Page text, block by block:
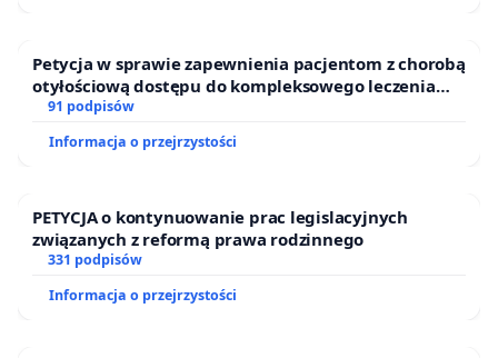
Petycja w sprawie zapewnienia pacjentom z chorobą
otyłościową dostępu do kompleksowego leczenia
oraz programów profilaktycznych.
91 podpisów
Informacja o przejrzystości
PETYCJA o kontynuowanie prac legislacyjnych
związanych z reformą prawa rodzinnego
331 podpisów
Informacja o przejrzystości